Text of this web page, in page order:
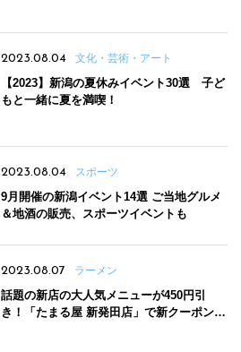
2023.08.04 文化・芸術・アート
【2023】新潟の夏休みイベント30選 子ど
もと一緒に夏を満喫！
2023.08.04 スポーツ
9月開催の新潟イベント14選 ご当地グルメ
＆地酒の販売、スポーツイベントも
2023.08.07 ラーメン
話題の新店の大人気メニューが450円引
き！「たまる屋 新発田店」で新クーポン登